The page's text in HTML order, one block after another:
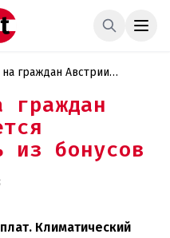
на граждан Австрии
граждан
из бонусов
Климатический